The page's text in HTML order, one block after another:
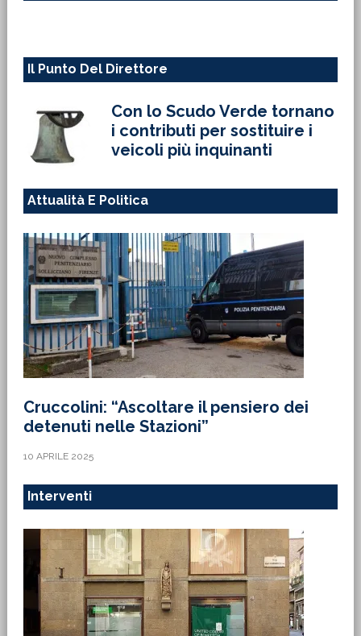
Il Punto Del Direttore
Con lo Scudo Verde tornano
i contributi per sostituire i
veicoli più inquinanti
Attualità E Politica
Cruccolini: “Ascoltare il pensiero dei
detenuti nelle Stazioni”
10 APRILE 2025
Interventi